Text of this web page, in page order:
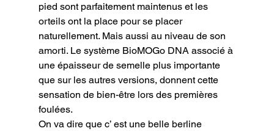
pied sont parfaitement maintenus et les
orteils ont la place pour se placer
naturellement. Mais aussi au niveau de son
amorti. Le système BioMOGo DNA associé à
une épaisseur de semelle plus importante
que sur les autres versions, donnent cette
sensation de bien-être lors des premières
foulées.
On va dire que c’ est une belle berline